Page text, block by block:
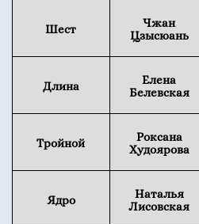
Шест
Чжан
Цзысюань
Длина
Елена
Белевская
Тройной
Роксана
Худоярова
Ядро
Наталья
Лисовская